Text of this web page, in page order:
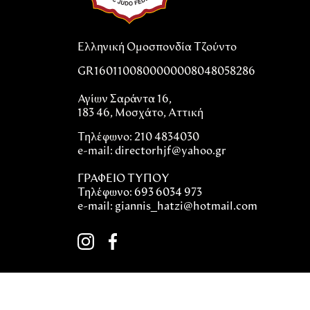
Ελληνική Ομοσπονδία Τζούντο
GR1601100800000008048058286
Αγίων Σαράντα 16,
183 46, Μοσχάτο, Αττική
Τηλέφωνο: 210 4834030
e-mail: directorhjf@yahoo.gr
ΓΡΑΦΕΙΟ ΤΥΠΟΥ
Τηλέφωνο: 693 6034 973
e-mail: giannis_hatzi@hotmail.com